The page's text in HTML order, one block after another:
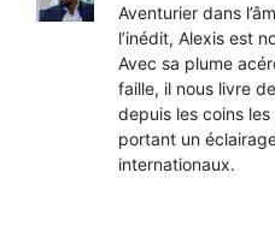
Aventurier dans
l’inédit, Alexis est
Avec sa plume
faille, il nous livre
depuis les coins
portant un
internationaux.